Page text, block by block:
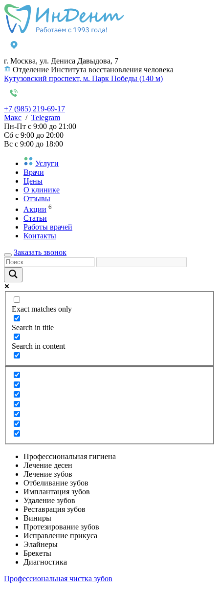
г. Москва, ул. Дениса Давыдова, 7
Отделение Института восстановления человека
Кутузовский проспект, м. Парк Победы (140 м)
+7 (985) 219-69-17
Макс / Telegram
Пн-Пт с 9:00 до 21:00
Сб с 9:00 до 20:00
Вс с 9:00 до 18:00
Услуги
Врачи
Цены
О клинике
Отзывы
Акции 6
Статьи
Работы врачей
Контакты
Заказать звонок
Exact matches only
Search in title
Search in content
Профессиональная гигиена
Лечение десен
Лечение зубов
Отбеливание зубов
Имплантация зубов
Удаление зубов
Реставрация зубов
Виниры
Протезирование зубов
Исправление прикуса
Элайнеры
Брекеты
Диагностика
Профессиональная чистка зубов